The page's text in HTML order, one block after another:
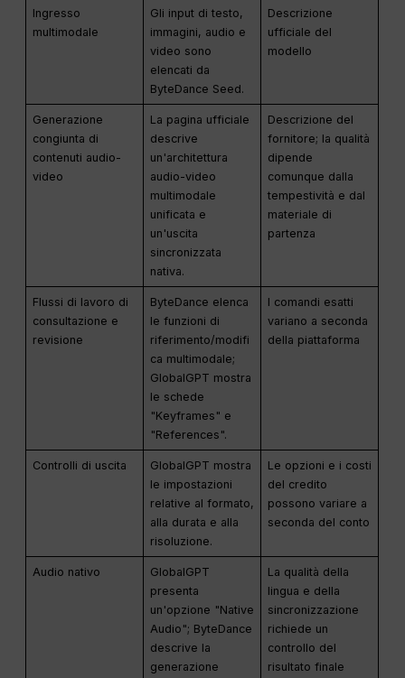
Ingresso
multimodale
Gli input di testo,
immagini, audio e
video sono
elencati da
ByteDance Seed.
Descrizione
ufficiale del
modello
Generazione
congiunta di
contenuti audio-
video
La pagina ufficiale
descrive
un'architettura
audio-video
multimodale
unificata e
un'uscita
sincronizzata
nativa.
Descrizione del
fornitore; la qualità
dipende
comunque dalla
tempestività e dal
materiale di
partenza
Flussi di lavoro di
consultazione e
revisione
ByteDance elenca
le funzioni di
riferimento/modifi
ca multimodale;
GlobalGPT mostra
le schede
"Keyframes" e
"References".
I comandi esatti
variano a seconda
della piattaforma
Controlli di uscita
GlobalGPT mostra
le impostazioni
relative al formato,
alla durata e alla
risoluzione.
Le opzioni e i costi
del credito
possono variare a
seconda del conto
Audio nativo
GlobalGPT
presenta
un'opzione "Native
Audio"; ByteDance
descrive la
generazione
La qualità della
lingua e della
sincronizzazione
richiede un
controllo del
risultato finale